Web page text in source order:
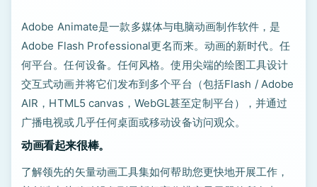
Adobe Animate是一款多媒体与电脑动画制作软件，是
Adobe Flash Professional更名而来。动画的新时代。任
何平台。任何设备。任何风格。使用尖端的绘图工具设计
交互式动画并将它们发布到多个平台（包括Flash / Adob​​e
AIR，HTML5 canvas，WebGL甚至定制平台），并通过
广播电视或几乎任何桌面或移动设备访问观众。
动画看起来很棒。
了解领先的矢量动画工具集如何帮助您更快地开展工作，